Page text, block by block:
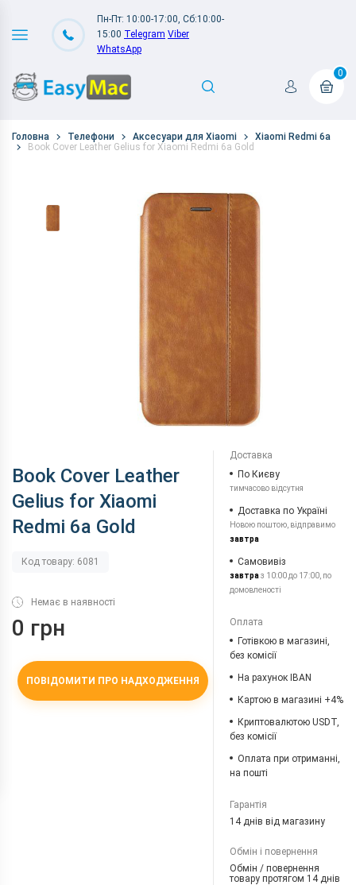
Пн-Пт: 10:00-17:00, Сб:10:00-
15:00 Telegram Viber
WhatsApp
0
Головна Телефони Аксесуари для Xiaomi
Xiaomi Redmi 6a
Book Cover Leather Gelius for Xiaomi Redmi 6a Gold
Book Cover Leather
Gelius for Xiaomi
Redmi 6a Gold
Код товару: 6081
Немає в наявності
0 грн
ПОВІДОМИТИ ПРО НАДХОДЖЕННЯ
Доставка
По Києву
тимчасово відсутня
Доставка по Україні
Новою поштою, відправимо
завтра
Самовивіз
завтраз 10:00 до 17:00, по
домовленості
Оплата
Готівкою в магазині,
без комісії
На рахунок IBAN
Картою в магазині +4%
Криптовалютою USDT,
без комісії
Оплата при отриманні,
на пошті
Гарантія
14 днів від магазину
Обмін і повернення
Обмін / повернення
товару протягом 14 днів